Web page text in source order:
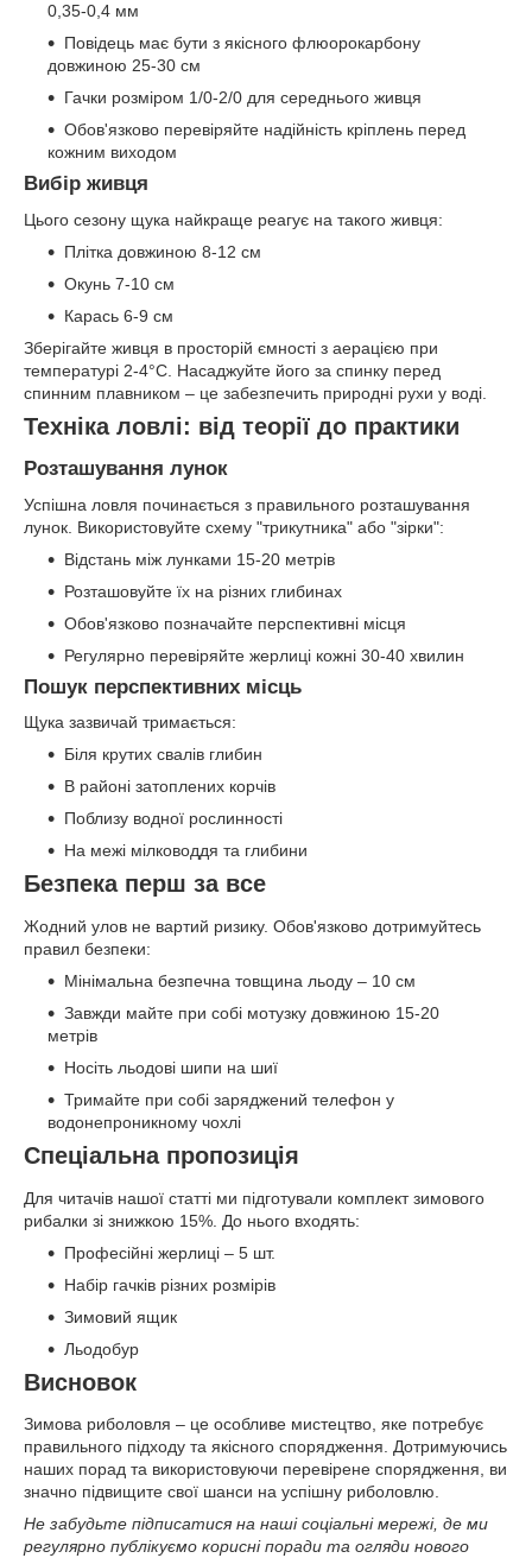
0,35-0,4 мм
Повідець має бути з якісного флюорокарбону
довжиною 25-30 см
Гачки розміром 1/0-2/0 для середнього живця
Обов'язково перевіряйте надійність кріплень перед
кожним виходом
Вибір живця
Цього сезону щука найкраще реагує на такого живця:
Плітка довжиною 8-12 см
Окунь 7-10 см
Карась 6-9 см
Зберігайте живця в просторій ємності з аерацією при
температурі 2-4°C. Насаджуйте його за спинку перед
спинним плавником – це забезпечить природні рухи у воді.
Техніка ловлі: від теорії до практики
Розташування лунок
Успішна ловля починається з правильного розташування
лунок. Використовуйте схему "трикутника" або "зірки":
Відстань між лунками 15-20 метрів
Розташовуйте їх на різних глибинах
Обов'язково позначайте перспективні місця
Регулярно перевіряйте жерлиці кожні 30-40 хвилин
Пошук перспективних місць
Щука зазвичай тримається:
Біля крутих свалів глибин
В районі затоплених корчів
Поблизу водної рослинності
На межі мілководдя та глибини
Безпека перш за все
Жодний улов не вартий ризику. Обов'язково дотримуйтесь
правил безпеки:
Мінімальна безпечна товщина льоду – 10 см
Завжди майте при собі мотузку довжиною 15-20
метрів
Носіть льодові шипи на шиї
Тримайте при собі заряджений телефон у
водонепроникному чохлі
Спеціальна пропозиція
Для читачів нашої статті ми підготували комплект зимового
рибалки зі знижкою 15%. До нього входять:
Професійні жерлиці – 5 шт.
Набір гачків різних розмірів
Зимовий ящик
Льодобур
Висновок
Зимова риболовля – це особливе мистецтво, яке потребує
правильного підходу та якісного спорядження. Дотримуючись
наших порад та використовуючи перевірене спорядження, ви
значно підвищите свої шанси на успішну риболовлю.
Не забудьте підписатися на наші соціальні мережі, де ми
регулярно публікуємо корисні поради та огляди нового